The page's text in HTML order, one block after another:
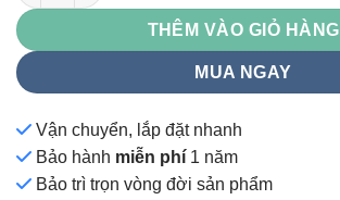
THÊM VÀO GIỎ HÀNG
MUA NGAY
Vận chuyển, lắp đặt nhanh
Bảo hành miễn phí 1 năm
Bảo trì trọn vòng đời sản phẩm